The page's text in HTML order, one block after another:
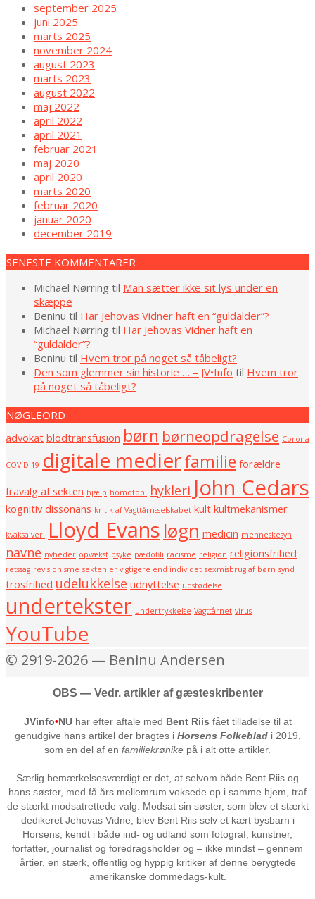
september 2025
juni 2025
marts 2025
november 2024
august 2023
marts 2023
august 2022
maj 2022
april 2022
april 2021
februar 2021
maj 2020
april 2020
marts 2020
februar 2020
januar 2020
december 2019
SENESTE KOMMENTARER
Michael Nørring til Man sætter ikke sit lys under en
skæppe
Beninu til Har Jehovas Vidner haft en “guldalder”?
Michael Nørring til Har Jehovas Vidner haft en
“guldalder”?
Beninu til Hvem tror på noget så tåbeligt?
Den som glemmer sin historie … – JV•Info til Hvem tror
på noget så tåbeligt?
NØGLEORD
advokat blodtransfusion børn børneopdragelse Corona
COVID-19 digitale medierfamilie forældre
fravalg af sekten hjælp homofobi hykleri John Cedars
kognitiv dissonans kritik af Vagttårnsselskabet kult kultmekanismer
kvaksalveri Lloyd Evansløgn medicin menneskesyn
navne nyheder opvækst psyke pædofili racisme religion religionsfrihed
retssag revisionisme sekten er vigtigere end individet sexmisbrug af børn synd
trosfrihed udelukkelse udnyttelse udstødelse
undertekster undertrykkelse Vagttårnet virus
YouTube
© 2919-2026 — Beninu Andersen
OBS — Vedr. artikler af gæsteskribenter
JVinfo•NUhar efter aftale med Bent Riis fået tilladelse til at
genudgive hans artikel der bragtes i Horsens Folkeblad i 2019,
som en del af en familiekrønike på i alt otte artikler.
Særlig bemærkelsesværdigt er det, at selvom både Bent Riis og
hans søster, med få års mellemrum voksede op i samme hjem, traf
de stærkt modsatrettede valg. Modsat sin søster, som blev et stærkt
dedikeret Jehovas Vidne, blev Bent Riis selv et kært bysbarn i
Horsens, kendt i både ind- og udland som fotograf, kunstner,
forfatter, journalist og foredragsholder og – ikke mindst – gennem
årtier, en stærk, offentlig og hyppig kritiker af denne berygtede
amerikanske dommedags-kult.